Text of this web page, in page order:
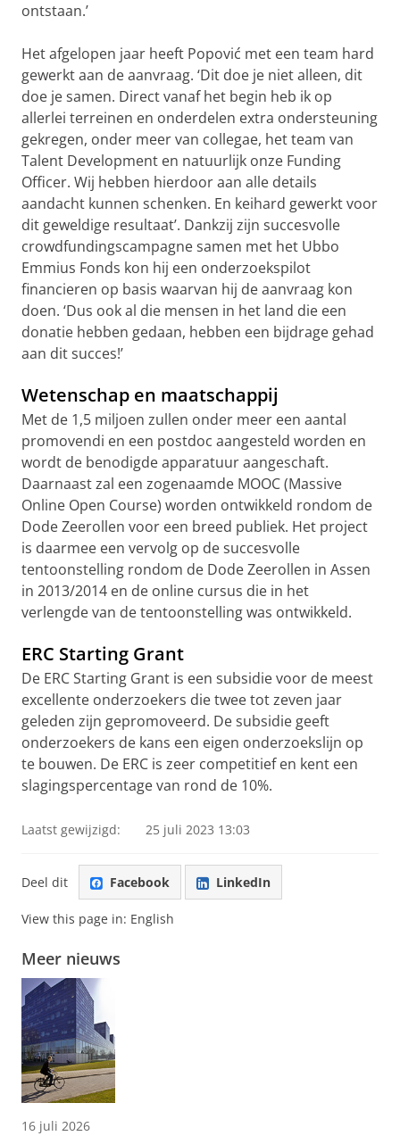
ontstaan.’
Het afgelopen jaar heeft Popović met een team hard
gewerkt aan de aanvraag. ‘Dit doe je niet alleen, dit
doe je samen. Direct vanaf het begin heb ik op
allerlei terreinen en onderdelen extra ondersteuning
gekregen, onder meer van collegae, het team van
Talent Development en natuurlijk onze Funding
Officer. Wij hebben hierdoor aan alle details
aandacht kunnen schenken. En keihard gewerkt voor
dit geweldige resultaat’. Dankzij zijn succesvolle
crowdfundingscampagne samen met het Ubbo
Emmius Fonds kon hij een onderzoekspilot
financieren op basis waarvan hij de aanvraag kon
doen. ‘Dus ook al die mensen in het land die een
donatie hebben gedaan, hebben een bijdrage gehad
aan dit succes!’
Wetenschap en maatschappij
Met de 1,5 miljoen zullen onder meer een aantal
promovendi en een postdoc aangesteld worden en
wordt de benodigde apparatuur aangeschaft.
Daarnaast zal een zogenaamde MOOC (Massive
Online Open Course) worden ontwikkeld rondom de
Dode Zeerollen voor een breed publiek. Het project
is daarmee een vervolg op de succesvolle
tentoonstelling rondom de Dode Zeerollen in Assen
in 2013/2014 en de online cursus die in het
verlengde van de tentoonstelling was ontwikkeld.
ERC Starting Grant
De ERC Starting Grant is een subsidie voor de meest
excellente onderzoekers die twee tot zeven jaar
geleden zijn gepromoveerd. De subsidie geeft
onderzoekers de kans een eigen onderzoekslijn op
te bouwen. De ERC is zeer competitief en kent een
slagingspercentage van rond de 10%.
Laatst gewijzigd: 25 juli 2023 13:03
Deel dit Facebook LinkedIn
View this page in: English
Meer nieuws
16 juli 2026